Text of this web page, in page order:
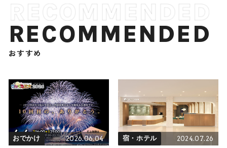
RECOMMENDED
おすすめ
おでかけ 2026.06.04 宿・ホテル 2024.07.26